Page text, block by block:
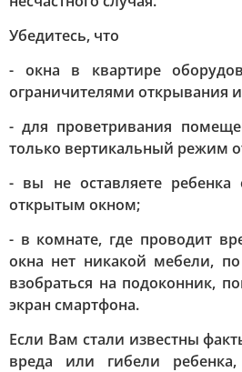
Убедитесь, что
- окна в квартире
ограничителями открывания
- для проветривания
только вертикальный режим
- вы не оставляете
открытым окном;
- в комнате, где проводит
окна нет никакой мебели,
взобраться на подоконник,
экран смартфона.
Если Вам стали известны
вреда или гибели